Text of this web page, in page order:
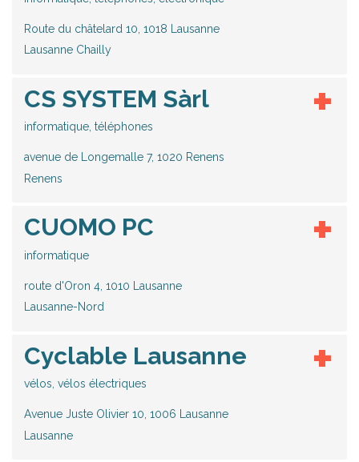
Route du châtelard 10, 1018 Lausanne
Lausanne Chailly
CS SYSTEM Sàrl
informatique, téléphones
avenue de Longemalle 7, 1020 Renens
Renens
CUOMO PC
informatique
route d'Oron 4, 1010 Lausanne
Lausanne-Nord
Cyclable Lausanne
vélos, vélos électriques
Avenue Juste Olivier 10, 1006 Lausanne
Lausanne